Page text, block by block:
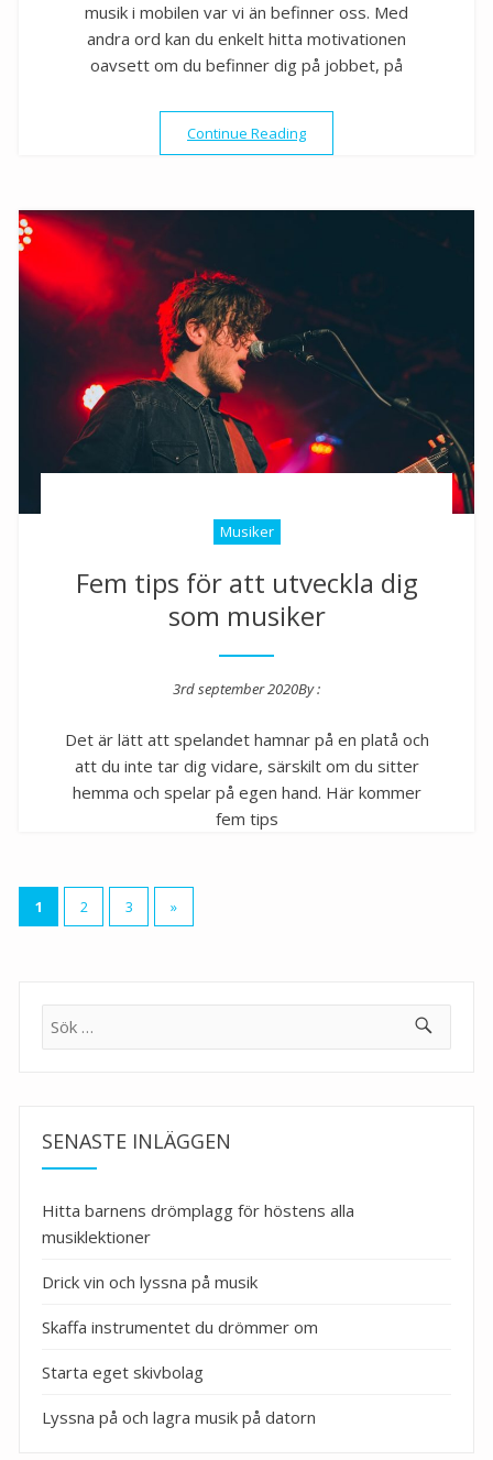
musik i mobilen var vi än befinner oss. Med
andra ord kan du enkelt hitta motivationen
oavsett om du befinner dig på jobbet, på
Continue Reading”Musik för produktivitet &
Musiker
Fem tips för att utveckla dig
som musiker
3rd september 2020By :
Det är lätt att spelandet hamnar på en platå och
att du inte tar dig vidare, särskilt om du sitter
hemma och spelar på egen hand. Här kommer
fem tips
Sidnumrering
för
1 2 3 »
Sök
SENASTE INLÄGGEN
Hitta barnens drömplagg för höstens alla
musiklektioner
Drick vin och lyssna på musik
Skaffa instrumentet du drömmer om
Starta eget skivbolag
Lyssna på och lagra musik på datorn